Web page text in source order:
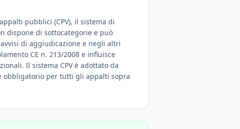
pubblici (CPV), il sistema di
dispone di sottocategorie e può
di aggiudicazione e negli altri
CE n. 213/2008 e influisce
Il sistema CPV è adottato da
obbligatorio per tutti gli appalti sopra